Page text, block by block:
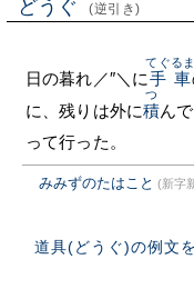
どうぐ (逆引き)
日の暮れ／″＼に手車
てぐるま
に、残りは外に積
つ
ん
って行った。
みみずのたはこと (新字
道具(どうぐ)の例文